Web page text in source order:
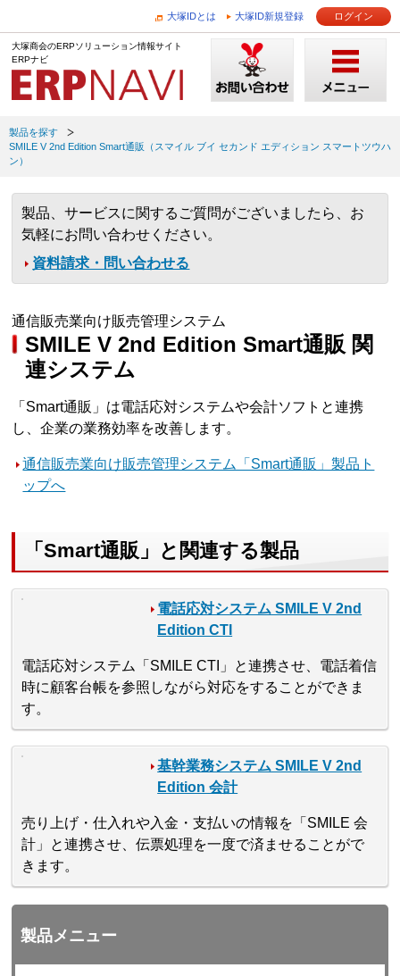
大塚IDとは 大塚ID新規登録 ログイン
大塚商会のERPソリューション情報サイト
ERPナビ
製品を探す
SMILE V 2nd Edition Smart通販（スマイル ブイ セカンド エディション スマートツウハ
ン）
製品、サービスに関するご質問がございましたら、お
気軽にお問い合わせください。
資料請求・問い合わせる
通信販売業向け販売管理システム
SMILE V 2nd Edition Smart通販 関
連システム
「Smart通販」は電話応対システムや会計ソフトと連携
し、企業の業務効率を改善します。
通信販売業向け販売管理システム「Smart通販」製品ト
ップへ
「Smart通販」と関連する製品
電話応対システム SMILE V 2nd
Edition CTI
電話応対システム「SMILE CTI」と連携させ、電話着信
時に顧客台帳を参照しながら対応をすることができま
す。
基幹業務システム SMILE V 2nd
Edition 会計
売り上げ・仕入れや入金・支払いの情報を「SMILE 会
計」と連携させ、伝票処理を一度で済ませることがで
きます。
製品メニュー